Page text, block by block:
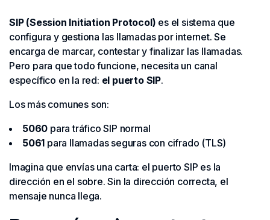
SIP (Session Initiation Protocol) es el sistema que
configura y gestiona las llamadas por internet. Se
encarga de marcar, contestar y finalizar las llamadas.
Pero para que todo funcione, necesita un canal
específico en la red: el puerto SIP.
Los más comunes son:
5060 para tráfico SIP normal
5061 para llamadas seguras con cifrado (TLS)
Imagina que envías una carta: el puerto SIP es la
dirección en el sobre. Sin la dirección correcta, el
mensaje nunca llega.